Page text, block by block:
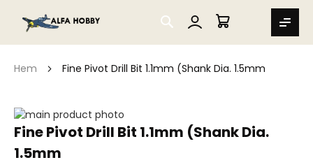
SEARCH
MIN VARUKORG
Hem Fine Pivot Drill Bit 1.1mm (Shank Dia. 1.5mm
Fine Pivot Drill Bit 1.1mm (Shank Dia.
1.5mm
Hoppa
till
av
Hoppa
början